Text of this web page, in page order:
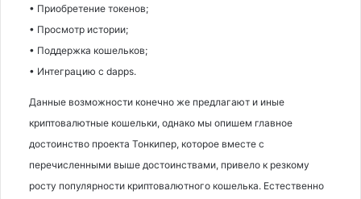
• Приобретение токенов;
• Просмотр истории;
• Поддержка кошельков;
• Интеграцию с dapps.
Данные возможности конечно же предлагают и иные
криптовалютные кошельки, однако мы опишем главное
достоинство проекта Тонкипер, которое вместе с
перечисленными выше достоинствами, привело к резкому
росту популярности криптовалютного кошелька. Естественно